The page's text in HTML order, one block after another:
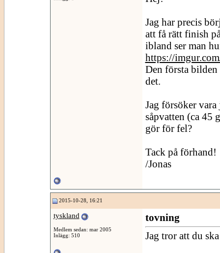
Jag har precis
att få rätt finish
ibland ser man
https://
Den första bilden
det.
Jag försöker
såpvatten (ca 45
gör för fel?
Tack på förhand!
/Jonas
2015-10-28, 16:21
tyskland
Medlem sedan: mar 2005
Inlägg: 510
tovning
Jag tror att du